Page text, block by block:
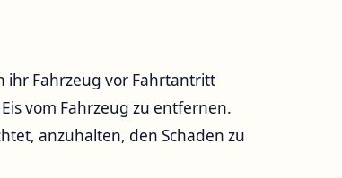
ihr Fahrzeug vor Fahrtantritt
vom Fahrzeug zu entfernen.
anzuhalten, den Schaden zu